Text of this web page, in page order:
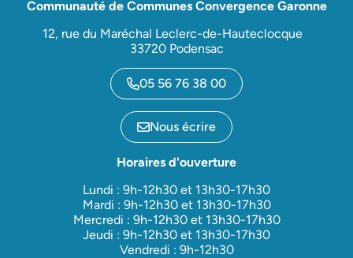
Communauté de Communes Convergence Garonne
12, rue du Maréchal Leclerc-de-Hauteclocque
33720 Podensac
05 56 76 38 00
Nous écrire
Horaires d'ouverture
Lundi : 9h-12h30 et 13h30-17h30
Mardi : 9h-12h30 et 13h30-17h30
Mercredi : 9h-12h30 et 13h30-17h30
Jeudi : 9h-12h30 et 13h30-17h30
Vendredi : 9h-12h30